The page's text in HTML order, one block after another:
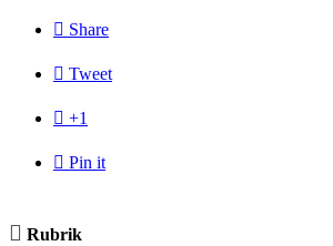
 Share
 Tweet
 +1
 Pin it
 Rubrik